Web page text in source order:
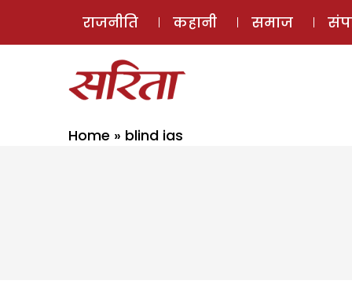
राजनीति कहानी समाज
Home » blind ias